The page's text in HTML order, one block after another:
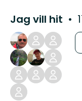
Jag vill hit